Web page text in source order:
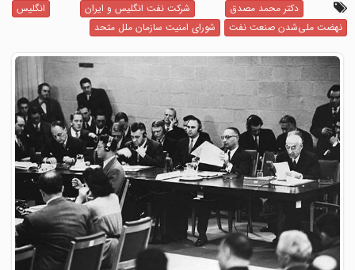
دکتر محمد مصدق شرکت نفت انگلیس و ایران
انگلیس
نهضت ملی‌شدن صنعت نفت
شورای امنیت سازمان ملل متحد